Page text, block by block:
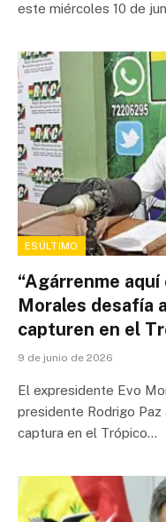
este miércoles 10 de
ESÚLTIMO
“Agárrenme aquí
Morales desafía
capturen en el
9 de junio de 2026
El expresidente Evo
presidente Rodrigo
captura en el Trópico…